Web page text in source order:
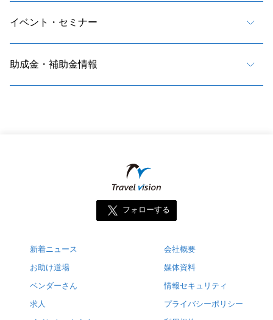
イベント・セミナー
助成金・補助金情報
フォローする
新着ニュース
お助け道場
ベンダーさん
求人
会社概要
媒体資料
情報セキュリティ
プライバシーポリシー